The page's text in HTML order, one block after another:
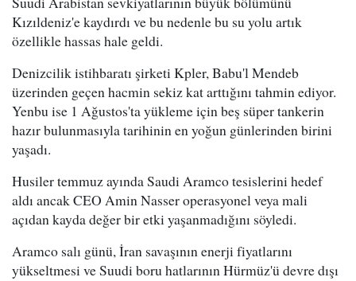
Kızıldeniz'e kaydırdı ve bu nedenle bu su yolu artık
özellikle hassas hale geldi.
Denizcilik istihbaratı şirketi Kpler, Babu'l Mendeb
üzerinden geçen hacmin sekiz kat arttığını tahmin ediyor.
Yenbu ise 1 Ağustos'ta yükleme için beş süper tankerin
hazır bulunmasıyla tarihinin en yoğun günlerinden birini
yaşadı.
Husiler temmuz ayında Saudi Aramco tesislerini hedef
aldı ancak CEO Amin Nasser operasyonel veya mali
açıdan kayda değer bir etki yaşanmadığını söyledi.
Aramco salı günü, İran savaşının enerji fiyatlarını
yükseltmesi ve Suudi boru hatlarının Hürmüz'ü devre dışı